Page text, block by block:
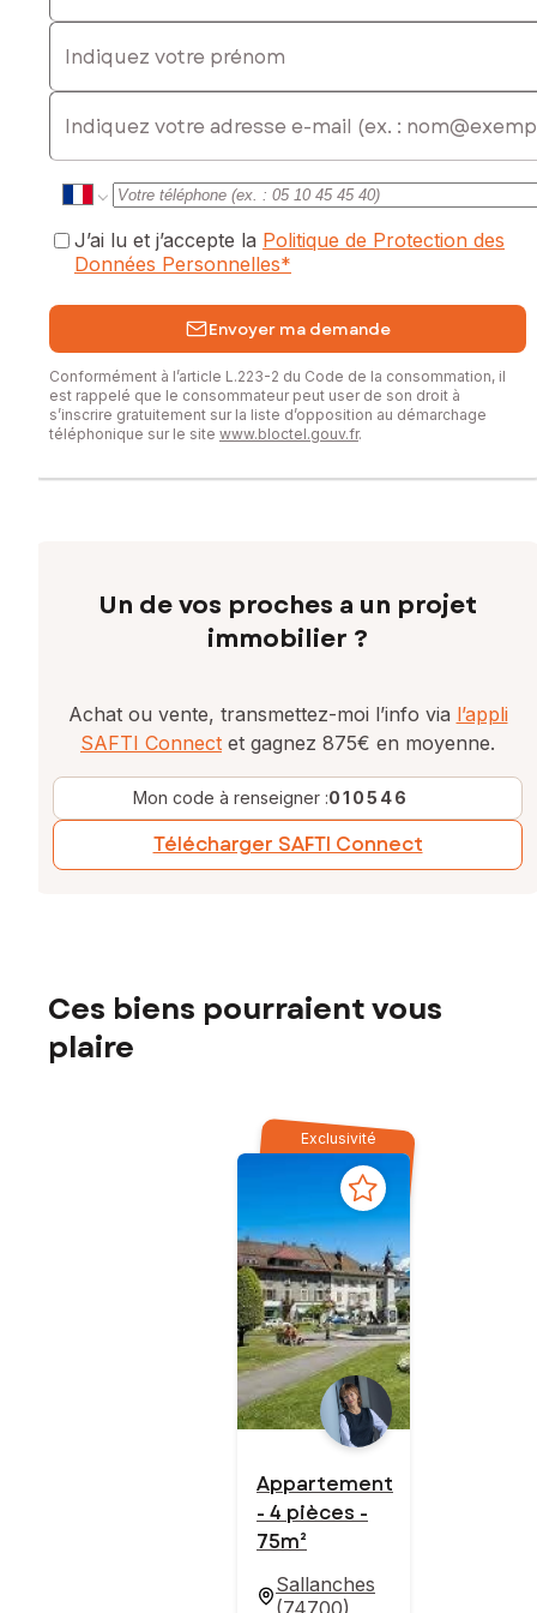
Prix de vente : 195 000 €
Honoraires charge vendeur
Contactez votre conseiller SAFTI : Julie LAGNEL, Tél. :
0767842127, E-mail : julie.lagnel@safti.fr - EI - Agent
Indiquez votre prénom
E-mail
J’ai lu et j’accepte la Politique de Protection des
Données Personnelles*
Envoyer ma demande
Conformément à l’article L.223-2 du Code de la consommation, il
est rappelé que le consommateur peut user de son droit à
s’inscrire gratuitement sur la liste d’opposition au démarchage
téléphonique sur le site www.bloctel.gouv.fr.
Un de vos proches a un projet
immobilier ?
Achat ou vente, transmettez-moi l’info via l’appli
SAFTI Connect et gagnez 875€ en moyenne.
Mon code à renseigner :010546
Télécharger SAFTI Connect
Ces biens pourraient vous
plaire
Exclusivité
Appartement
- 4 pièces -
75m²
Sallanches
(74700)